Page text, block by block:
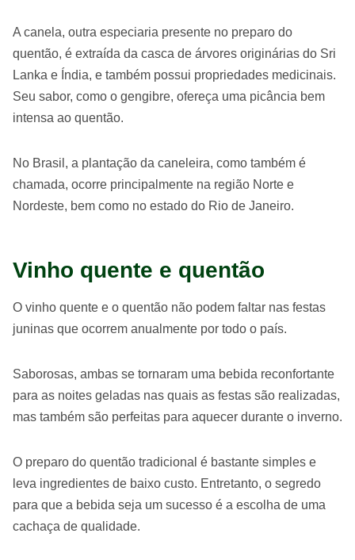
A canela, outra especiaria presente no preparo do
quentão, é extraída da casca de árvores originárias do Sri
Lanka e Índia, e também possui propriedades medicinais.
Seu sabor, como o gengibre, ofereça uma picância bem
intensa ao quentão.
No Brasil, a plantação da caneleira, como também é
chamada, ocorre principalmente na região Norte e
Nordeste, bem como no estado do Rio de Janeiro.
Vinho quente e quentão
O vinho quente e o quentão não podem faltar nas festas
juninas que ocorrem anualmente por todo o país.
Saborosas, ambas se tornaram uma bebida reconfortante
para as noites geladas nas quais as festas são realizadas,
mas também são perfeitas para aquecer durante o inverno.
O preparo do quentão tradicional é bastante simples e
leva ingredientes de baixo custo. Entretanto, o segredo
para que a bebida seja um sucesso é a escolha de uma
cachaça de qualidade.